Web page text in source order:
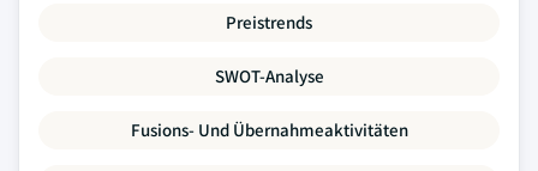
Preistrends
SWOT-Analyse
Fusions- Und Übernahmeaktivitäten